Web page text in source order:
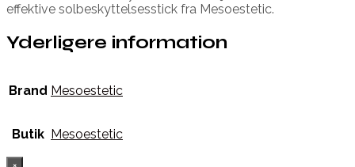
effektive solbeskyttelsesstick fra Mesoestetic.
Yderligere information
Brand Mesoestetic
Butik Mesoestetic